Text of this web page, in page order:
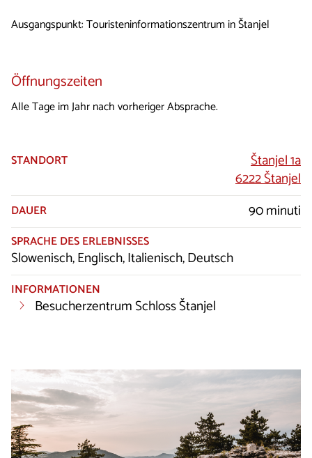
Ausgangspunkt: Touristeninformationszentrum in Štanjel
Öffnungszeiten
Alle Tage im Jahr nach vorheriger Absprache.
STANDORT
Štanjel 1a
6222 Štanjel
DAUER 90 minuti
SPRACHE DES ERLEBNISSES
Slowenisch, Englisch, Italienisch, Deutsch
INFORMATIONEN
Besucherzentrum Schloss Štanjel